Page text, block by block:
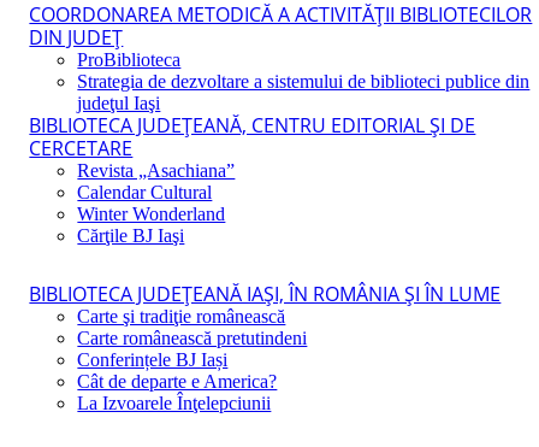
COORDONAREA METODICĂ A ACTIVITĂŢII BIBLIOTECILOR
DIN JUDEŢ
ProBiblioteca
Strategia de dezvoltare a sistemului de biblioteci publice din
judeţul Iaşi
BIBLIOTECA JUDEŢEANĂ, CENTRU EDITORIAL ŞI DE
CERCETARE
Revista „Asachiana”
Calendar Cultural
Winter Wonderland
Cărţile BJ Iaşi
BIBLIOTECA JUDEŢEANĂ IAŞI, ÎN ROMÂNIA ŞI ÎN LUME
Carte şi tradiţie românească
Carte românească pretutindeni
Conferințele BJ Iași
Cât de departe e America?
La Izvoarele Înţelepciunii